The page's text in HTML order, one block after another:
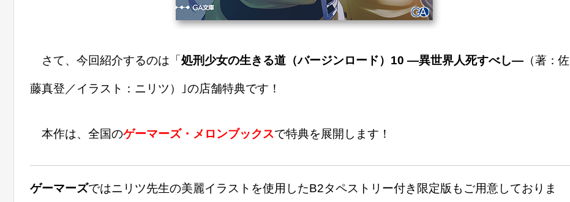
さて、今回紹介するのは「 処刑少女の生きる道（バージンロード）10 ―異世界人死すべし― （著：佐
藤真登／イラスト：ニリツ）｣の店舗特典です！
本作は、全国のゲーマーズ・メロンブックスで特典を展開します！
ゲーマーズではニリツ先生の美麗イラストを使用したB2タペストリー付き限定版もご用意しておりま